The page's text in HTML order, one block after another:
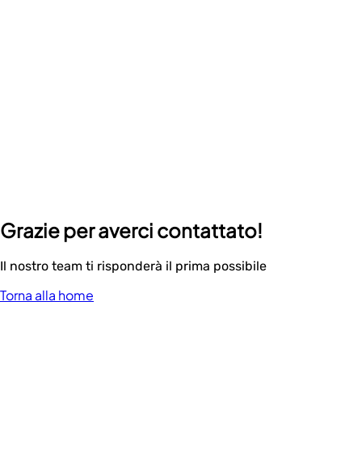
Grazie per averci contattato!
Il nostro team ti risponderà il prima possibile
Torna alla home